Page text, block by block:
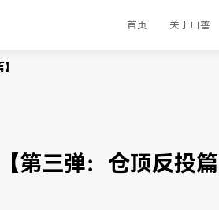
首页 关于山善
第三弹：仓顶反投篇